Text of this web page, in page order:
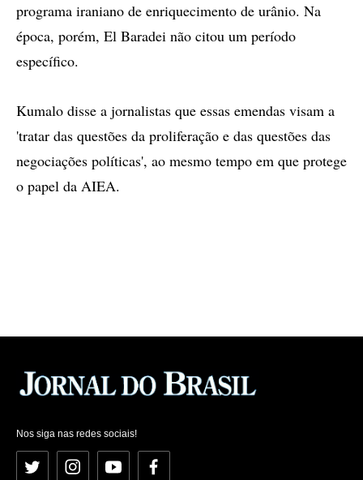
programa iraniano de enriquecimento de urânio. Na
época, porém, El Baradei não citou um período
específico.
Kumalo disse a jornalistas que essas emendas visam a
'tratar das questões da proliferação e das questões das
negociações políticas', ao mesmo tempo em que protege
o papel da AIEA.
Nos siga nas redes sociais!
Twitter InstagramYouTubeFacebook